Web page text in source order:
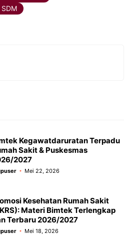
Kegawatdaruratan Terpadu
Sakit & Puskesmas
2027
Mei 22, 2026
Kesehatan Rumah Sakit
Materi Bimtek Terlengkap
Terbaru 2026/2027
Mei 18, 2026